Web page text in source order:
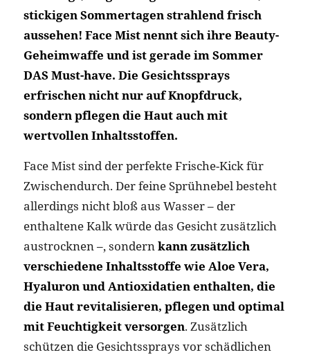
stickigen Sommertagen strahlend frisch
aussehen! Face Mist nennt sich ihre Beauty-
Geheimwaffe und ist gerade im Sommer
DAS Must-have. Die Gesichtssprays
erfrischen nicht nur auf Knopfdruck,
sondern pflegen die Haut auch mit
wertvollen Inhaltsstoffen.
Face Mist sind der perfekte Frische-Kick für
Zwischendurch. Der feine Sprühnebel besteht
allerdings nicht bloß aus Wasser – der
enthaltene Kalk würde das Gesicht zusätzlich
austrocknen –, sondernkann zusätzlich
verschiedene Inhaltsstoffe wie Aloe Vera,
Hyaluron und Antioxidatien enthalten, die
die Haut revitalisieren, pflegen und optimal
mit Feuchtigkeit versorgen. Zusätzlich
schützen die Gesichtssprays vor schädlichen